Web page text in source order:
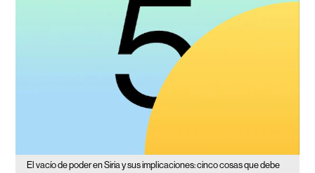
El vacío de poder en Siria y sus implicaciones: cinco cosas que debe